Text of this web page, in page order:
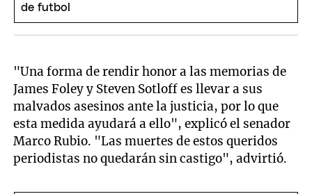
"Una forma de rendir honor a las memorias de
James Foley y Steven Sotloff es llevar a sus
malvados asesinos ante la justicia, por lo que
esta medida ayudará a ello", explicó el senador
Marco Rubio. "Las muertes de estos queridos
periodistas no quedarán sin castigo", advirtió.